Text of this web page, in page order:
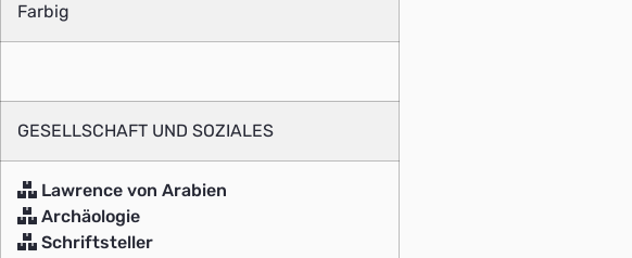
Farbig
GESELLSCHAFT UND SOZIALES
Lawrence von Arabien
Archäologie
Schriftsteller